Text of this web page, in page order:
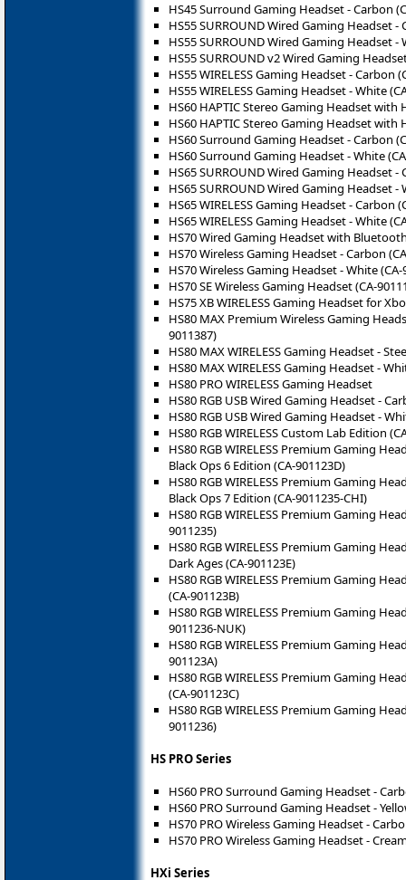
HS45 Surround Gaming Headset - Carbon
HS55 SURROUND Wired Gaming Headset -
HS55 SURROUND Wired Gaming Headset -
HS55 SURROUND v2 Wired Gaming
HS55 WIRELESS Gaming Headset - Carbon
HS55 WIRELESS Gaming Headset - White
HS60 HAPTIC Stereo Gaming Headset with
HS60 HAPTIC Stereo Gaming Headset with
HS60 Surround Gaming Headset - Carbon
HS60 Surround Gaming Headset - White
HS65 SURROUND Wired Gaming Headset -
HS65 SURROUND Wired Gaming Headset -
HS65 WIRELESS Gaming Headset - Carbon
HS65 WIRELESS Gaming Headset - White
HS70 Wired Gaming Headset with
HS70 Wireless Gaming Headset - Carbon
HS70 Wireless Gaming Headset - White (CA-
HS70 SE Wireless Gaming Headset (CA-
HS75 XB WIRELESS Gaming Headset for
HS80 MAX Premium Wireless Gaming
9011387)
HS80 MAX WIRELESS Gaming Headset -
HS80 MAX WIRELESS Gaming Headset -
HS80 PRO WIRELESS Gaming Headset
HS80 RGB USB Wired Gaming Headset -
HS80 RGB USB Wired Gaming Headset -
HS80 RGB WIRELESS Custom Lab Edition
HS80 RGB WIRELESS Premium Gaming
Black Ops 6 Edition (CA-901123D)
HS80 RGB WIRELESS Premium Gaming
Black Ops 7 Edition (CA-9011235-CHI)
HS80 RGB WIRELESS Premium Gaming
9011235)
HS80 RGB WIRELESS Premium Gaming
Dark Ages (CA-901123E)
HS80 RGB WIRELESS Premium Gaming
(CA-901123B)
HS80 RGB WIRELESS Premium Gaming
9011236-NUK)
HS80 RGB WIRELESS Premium Gaming
901123A)
HS80 RGB WIRELESS Premium Gaming
(CA-901123C)
HS80 RGB WIRELESS Premium Gaming
9011236)
HS PRO Series
HS60 PRO Surround Gaming Headset -
HS60 PRO Surround Gaming Headset -
HS70 PRO Wireless Gaming Headset -
HS70 PRO Wireless Gaming Headset -
HXi Series